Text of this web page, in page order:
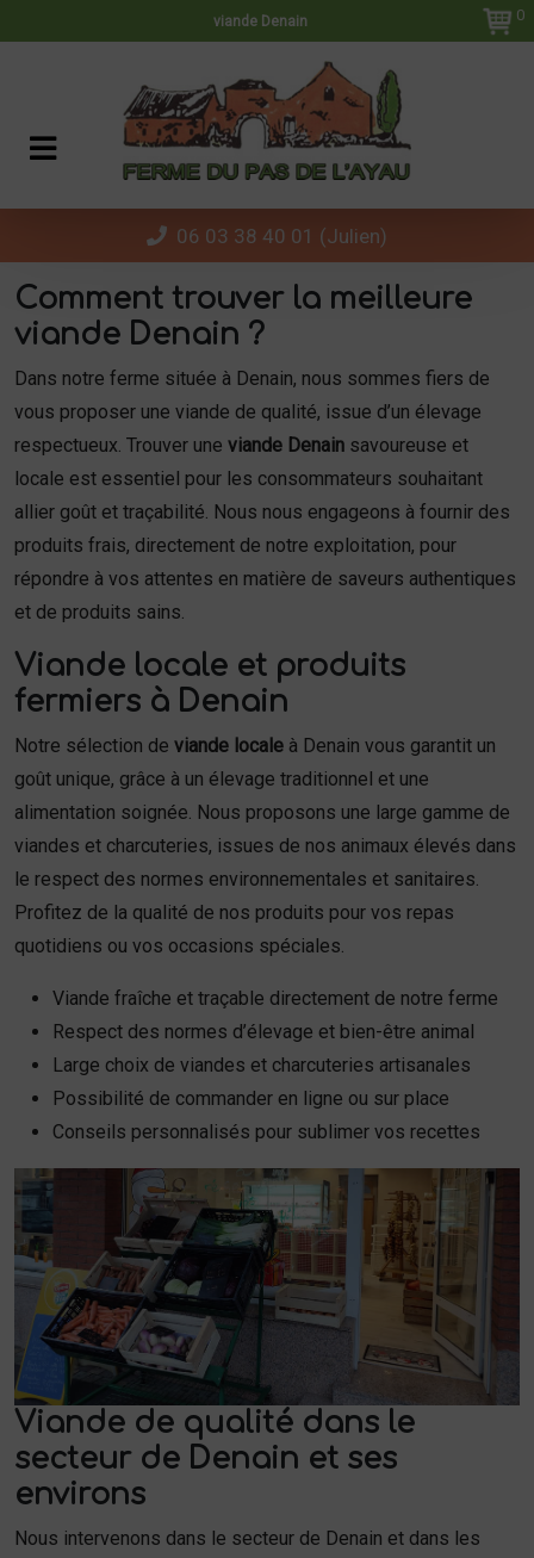
viande Denain 0
06 03 38 40 01 (Julien)
Comment trouver la meilleure
viande Denain ?
Dans notre ferme située à Denain, nous sommes fiers de
vous proposer une viande de qualité, issue d’un élevage
respectueux. Trouver une viande Denain savoureuse et
locale est essentiel pour les consommateurs souhaitant
allier goût et traçabilité. Nous nous engageons à fournir des
produits frais, directement de notre exploitation, pour
répondre à vos attentes en matière de saveurs authentiques
et de produits sains.
Viande locale et produits
fermiers à Denain
Notre sélection de viande locale à Denain vous garantit un
goût unique, grâce à un élevage traditionnel et une
alimentation soignée. Nous proposons une large gamme de
viandes et charcuteries, issues de nos animaux élevés dans
le respect des normes environnementales et sanitaires.
Profitez de la qualité de nos produits pour vos repas
quotidiens ou vos occasions spéciales.
Viande fraîche et traçable directement de notre ferme
Respect des normes d’élevage et bien-être animal
Large choix de viandes et charcuteries artisanales
Possibilité de commander en ligne ou sur place
Conseils personnalisés pour sublimer vos recettes
Viande de qualité dans le
secteur de Denain et ses
environs
Nous intervenons dans le secteur de Denain et dans les
Panneau de gestion des cookies